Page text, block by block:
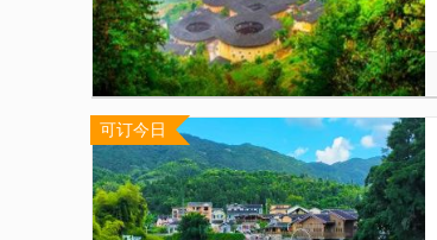
可订今日